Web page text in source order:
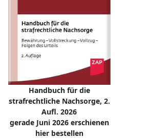
Handbuch für die
strafrechtliche Nachsorge, 2.
Aufl. 2026
gerade Juni 2026 erschienen
hier bestellen